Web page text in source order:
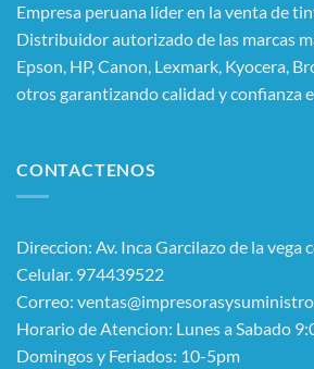
Empresa peruana líder en la venta de
Distribuidor autorizado de las marcas
Epson, HP, Canon, Lexmark, Kyocera,
otros garantizando calidad y confianza
CONTACTENOS
Direccion: Av. Inca Garcilazo de la vega
Celular. 974439522
Correo:
Horario de Atencion: Lunes a Sabado
Domingos y Feriados: 10-5pm